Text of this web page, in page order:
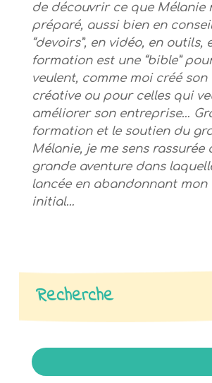
de découvrir ce que Mélanie
préparé, aussi bien en
“devoirs”, en vidéo, en outils,
formation est une “bible”
veulent, comme moi créé
créative ou pour celles qui
améliorer son entreprise…
formation et le soutien du
Mélanie, je me sens rassurée
grande aventure dans
lancée en abandonnant mon
initial…
Recherche